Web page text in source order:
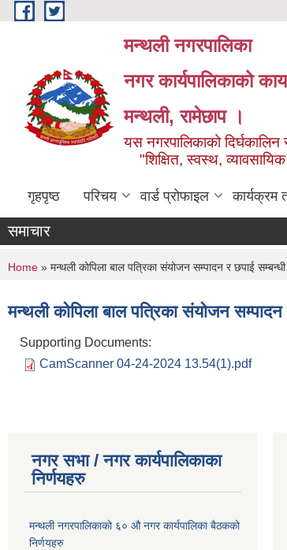
Skip to main content
मन्थली नगरपालिका
नगर कार्यपालिकाको
मन्थली, रामेछाप ।
यस नगरपालिकाको दिर्घकालिन
"शिक्षित, स्वस्थ,
गृहपृष्ठ परिचय वार्ड प्रोफाइल कार्यक्रम
समाचार
You are here
Home » मन्थली कोपिला बाल पत्रिका संयोजन सम्पादन र छपाई
मन्थली कोपिला बाल पत्रिका संयोजन
Supporting Documents:
CamScanner 04-24-2024 13.54(1).pdf
नगर सभा / नगर कार्यपालिकाका
निर्णयहरु
मन्थली नगरपालिकाको ६० औ नगर कार्यपालिका बैठकको
निर्णयहरु